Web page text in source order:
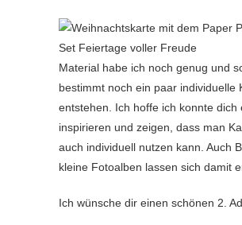
Material habe ich noch genug und
bestimmt noch ein paar individuelle
entstehen. Ich hoffe ich konnte dich
inspirieren und zeigen, dass man
auch individuell nutzen kann. Auch
kleine Fotoalben lassen sich damit
Ich wünsche dir einen schönen 2.